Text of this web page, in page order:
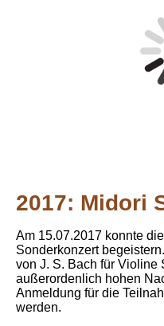
2017: Midori
Am 15.07.2017 konnte
Sonderkonzert
von J. S. Bach für Violine
außerordenlich hohen
Anmeldung für die
werden.